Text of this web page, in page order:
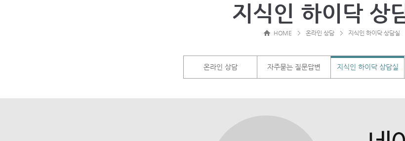
지식인 하이닥 상
HOME 온라인 상담 지식인 하이닥 상담실
온라인 상담 자주묻는 질문답변 지식인 하이닥 상담실